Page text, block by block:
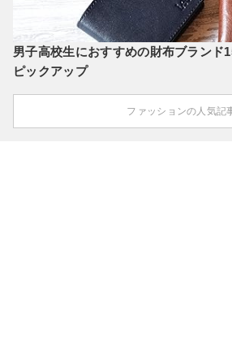
男子高校生におすすめの財布ブランド
ピックアップ
ファッションの人気記